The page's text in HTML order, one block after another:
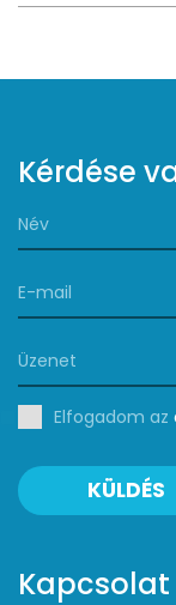
Kérdése
Elfogadom az
KÜLDÉS
Kapcsolat